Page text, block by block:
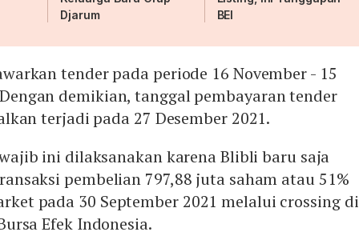
Djarum
BEI
tender pada periode 16 November - 15
demikian, tanggal pembayaran tender
terjadi pada 27 Desember 2021.
ini dilaksanakan karena Blibli baru saja
pembelian 797,88 juta saham atau 51%
pada 30 September 2021 melalui crossing di
Efek Indonesia.